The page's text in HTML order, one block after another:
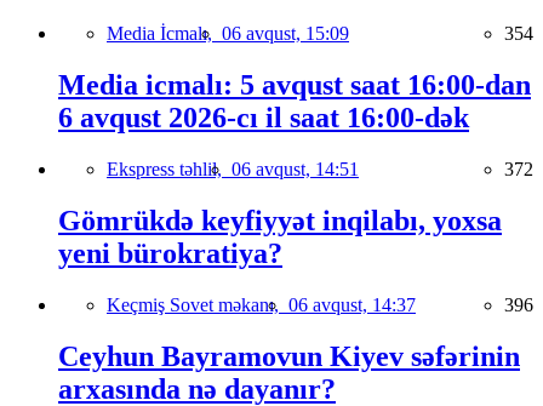
Media İcmalı, 06 avqust, 15:09 354
Media icmalı: 5 avqust saat 16:00-dan
6 avqust 2026-cı il saat 16:00-dək
Ekspress təhlil, 06 avqust, 14:51 372
Gömrükdə keyfiyyət inqilabı, yoxsa
yeni bürokratiya?
Keçmiş Sovet məkanı, 06 avqust, 14:37 396
Ceyhun Bayramovun Kiyev səfərinin
arxasında nə dayanır?